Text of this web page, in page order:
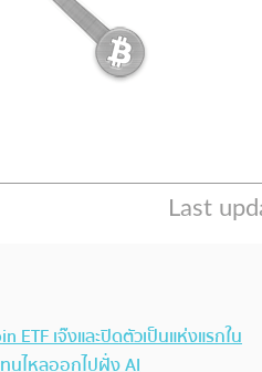
ETF เจ๊งและปิดตัวเป็นแห่งแรกใน
นไหลออกไปฝั่ง AI